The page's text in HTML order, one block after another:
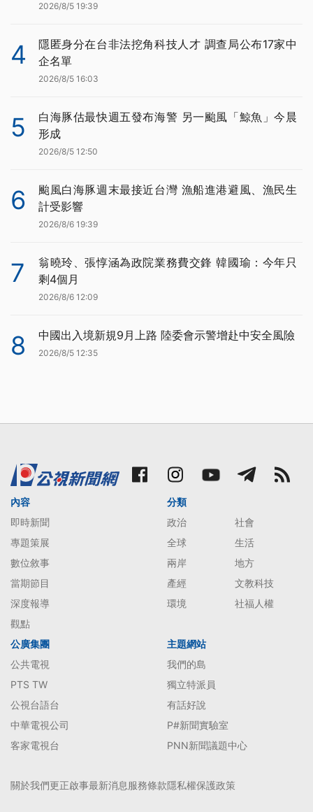
2026/8/5 19:39
4
隱匿身分在台非法挖角科技人才 調查局公布17家中
企名單
2026/8/5 16:03
5
白海豚估最快週五發布海警 另一颱風「鯨魚」今晨
形成
2026/8/5 12:50
6
颱風白海豚週末最接近台灣 漁船進港避風、漁民生
計受影響
2026/8/6 19:39
7
翁曉玲、張惇涵為政院業務費交鋒 韓國瑜：今年只
剩4個月
2026/8/6 12:09
8 中國出入境新規9月上路 陸委會示警增赴中安全風險
2026/8/5 12:35
內容
即時新聞
專題策展
數位敘事
當期節目
深度報導
觀點
分類
政治
社會
全球
生活
兩岸
地方
產經
文教科技
環境
社福人權
公廣集團
公共電視
PTS TW
公視台語台
中華電視公司
客家電視台
主題網站
我們的島
獨立特派員
有話好說
P#新聞實驗室
PNN新聞議題中心
關於我們更正啟事最新消息服務條款隱私權保護政策